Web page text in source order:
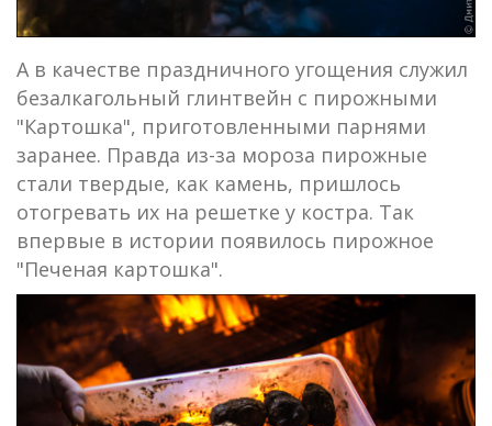
А в качестве праздничного угощения служил
безалкагольный глинтвейн с пирожными
"Картошка", приготовленными парнями
заранее. Правда из-за мороза пирожные
стали твердые, как камень, пришлось
отогревать их на решетке у костра. Так
впервые в истории появилось пирожное
"Печеная картошка".